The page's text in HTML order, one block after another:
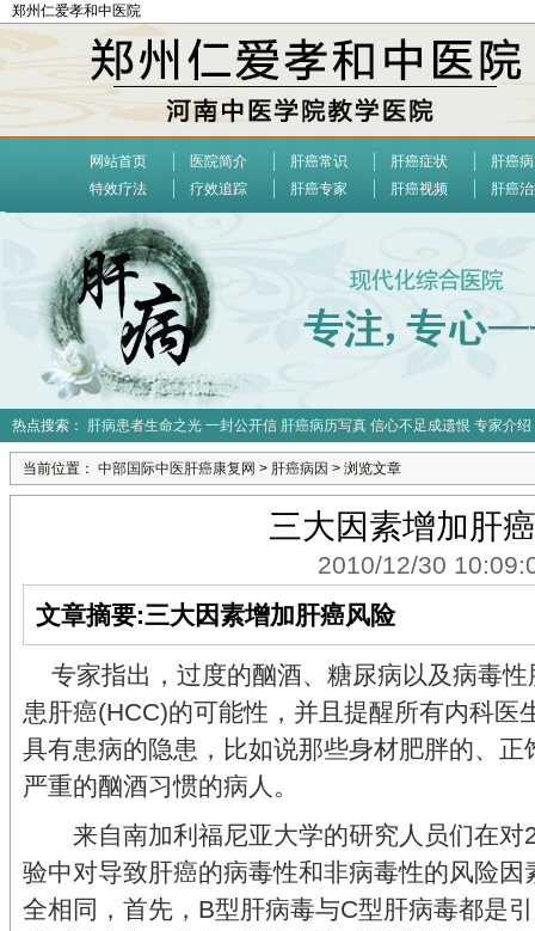
郑州仁爱孝和中医院
网站首页 医院简介 肝癌常识 肝癌症状
肝癌
特效疗法
疗效追踪 肝癌专家 肝癌视频 肝癌
热点搜索： 肝病患者生命之光 一封公开信 肝癌病历写真 信心不足成遗恨 专家介绍
当前位置： 中部国际中医肝癌康复网 > 肝癌病因 > 浏览文章
三大因素增加肝
2010/12/30
文章摘要:三大因素增加肝癌风险
专家指出，过度的酗酒、糖尿病以及病毒性
患肝癌(HCC)的可能性，并且提醒所有内科医
具有患病的隐患，比如说那些身材肥胖的、
严重的酗酒习惯的病人。
来自南加利福尼亚大学的研究人员们在对
验中对导致肝癌的病毒性和非病毒性的风险
全相同，首先，B型肝病毒与C型肝病毒都是